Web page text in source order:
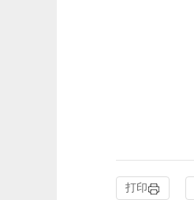
打印